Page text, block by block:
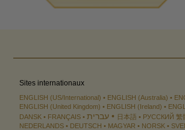
Sites internationaux
ENGLISH (US/International) ENGLISH (Australia)
ENGLISH (United Kingdom)
ENGLISH (Ireland)
DANSK
FRANÇAIS עברית 日本語 РУССКИЙ 繁
NEDERLANDS
DEUTSCH MAGYAR NORSK